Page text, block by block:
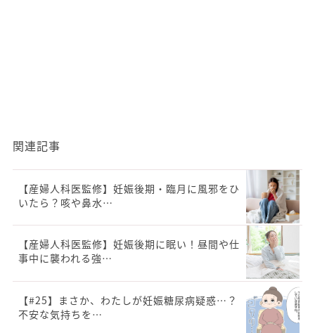
関連記事
【産婦人科医監修】妊娠後期・臨月に風邪をひ
いたら？咳や鼻水…
【産婦人科医監修】妊娠後期に眠い！昼間や仕
事中に襲われる強…
【#25】まさか、わたしが妊娠糖尿病疑惑…？
不安な気持ちを…